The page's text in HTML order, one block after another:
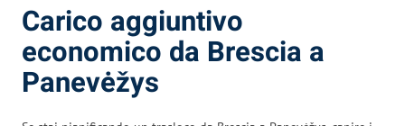
Carico aggiuntivo
economico da Brescia a
Panevėžys